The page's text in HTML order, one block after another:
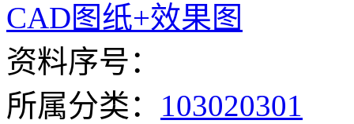
CAD图纸+效果图
资料序号：
所属分类： 103020301